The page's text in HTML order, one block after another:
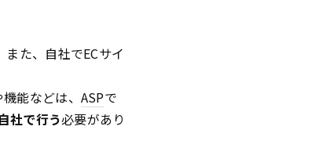
た、自社でECサイ
能などは、 ASPで
社で行う必要があり